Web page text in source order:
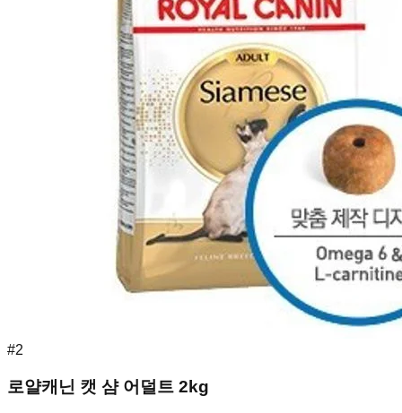
#2
로얄캐닌 캣 샴 어덜트 2kg